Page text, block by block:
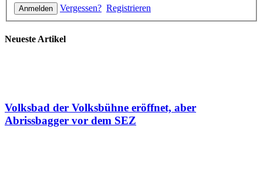
Vergessen? Registrieren
Neueste Artikel
Volksbad der Volksbühne eröffnet, aber
Abrissbagger vor dem SEZ